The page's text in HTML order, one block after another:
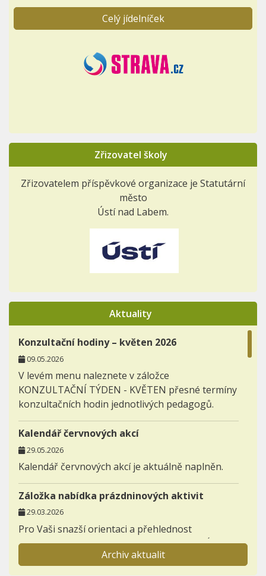
Celý jídelníček
Zřizovatel školy
Zřizovatelem příspěvkové organizace je Statutární
město
Ústí nad Labem.
Aktuality
Konzultační hodiny – květen 2026
09.05.2026
V levém menu naleznete v záložce
KONZULTAČNÍ TÝDEN - KVĚTEN přesné termíny
konzultačních hodin jednotlivých pedagogů.
Kalendář červnových akcí
29.05.2026
Kalendář červnových akcí je aktuálně naplněn.
Záložka nabídka prázdninových aktivit
29.03.2026
Pro Vaši snazší orientaci a přehlednost
zakládáme novou záložku AKTIVITY - NABÍDKA
PRÁZDNINOVÝCH AKTIVIT.
Archiv aktualit